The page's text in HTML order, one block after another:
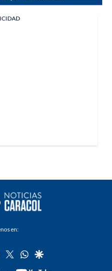
en:
instagram
twitterwhatsapp
google